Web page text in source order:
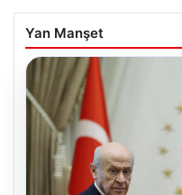
Yan Manşet